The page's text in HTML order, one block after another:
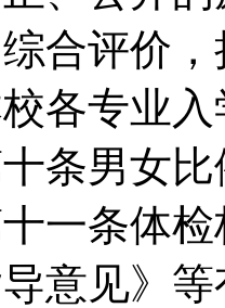
综合评价
各专业
男女比
条体检
意见》